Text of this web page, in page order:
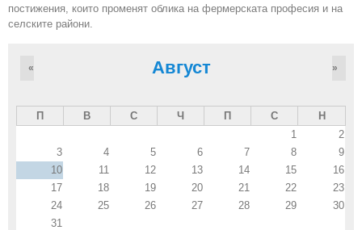
постижения, които променят облика на фермерската професия и на
селските райони.
Август
« »
П В С Ч П С
Н
1
2
3
4 5 6 7 8
9
10
11 12 13 14 15
16
17
18 19 20 21 22
23
24
25 26 27 28 29
30
31